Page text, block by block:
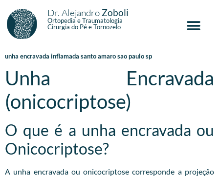
Dr. Alejandro Zoboli
Ortopedia e Traumatologia
Cirurgia do Pé e Tornozelo
unha encravada inflamada santo amaro sao paulo sp
Unha Encravada
(onicocriptose)
O que é a unha encravada ou
Onicocriptose?
A unha encravada ou onicocriptose corresponde a projeção